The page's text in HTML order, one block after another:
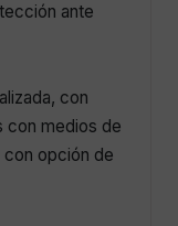
ante
con
con medios de
opción de